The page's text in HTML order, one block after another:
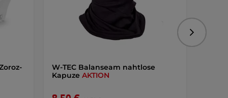
W-TEC Balanseam nahtlose
Kapuze AKTION
Folgend